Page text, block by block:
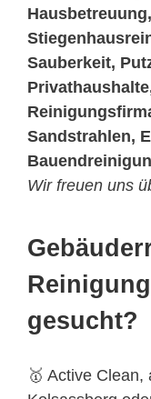
Sauberkeit,
Sandstrahlen,
Wir freuen uns
gesucht?
🥇 Active Clean,